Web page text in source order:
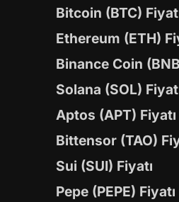
Bitcoin (BTC)
Ethereum (ETH)
Binance Coin
Solana (SOL)
Aptos (APT) Fiyatı
Bittensor (TAO)
Sui (SUI) Fiyatı
Pepe (PEPE) Fiyatı